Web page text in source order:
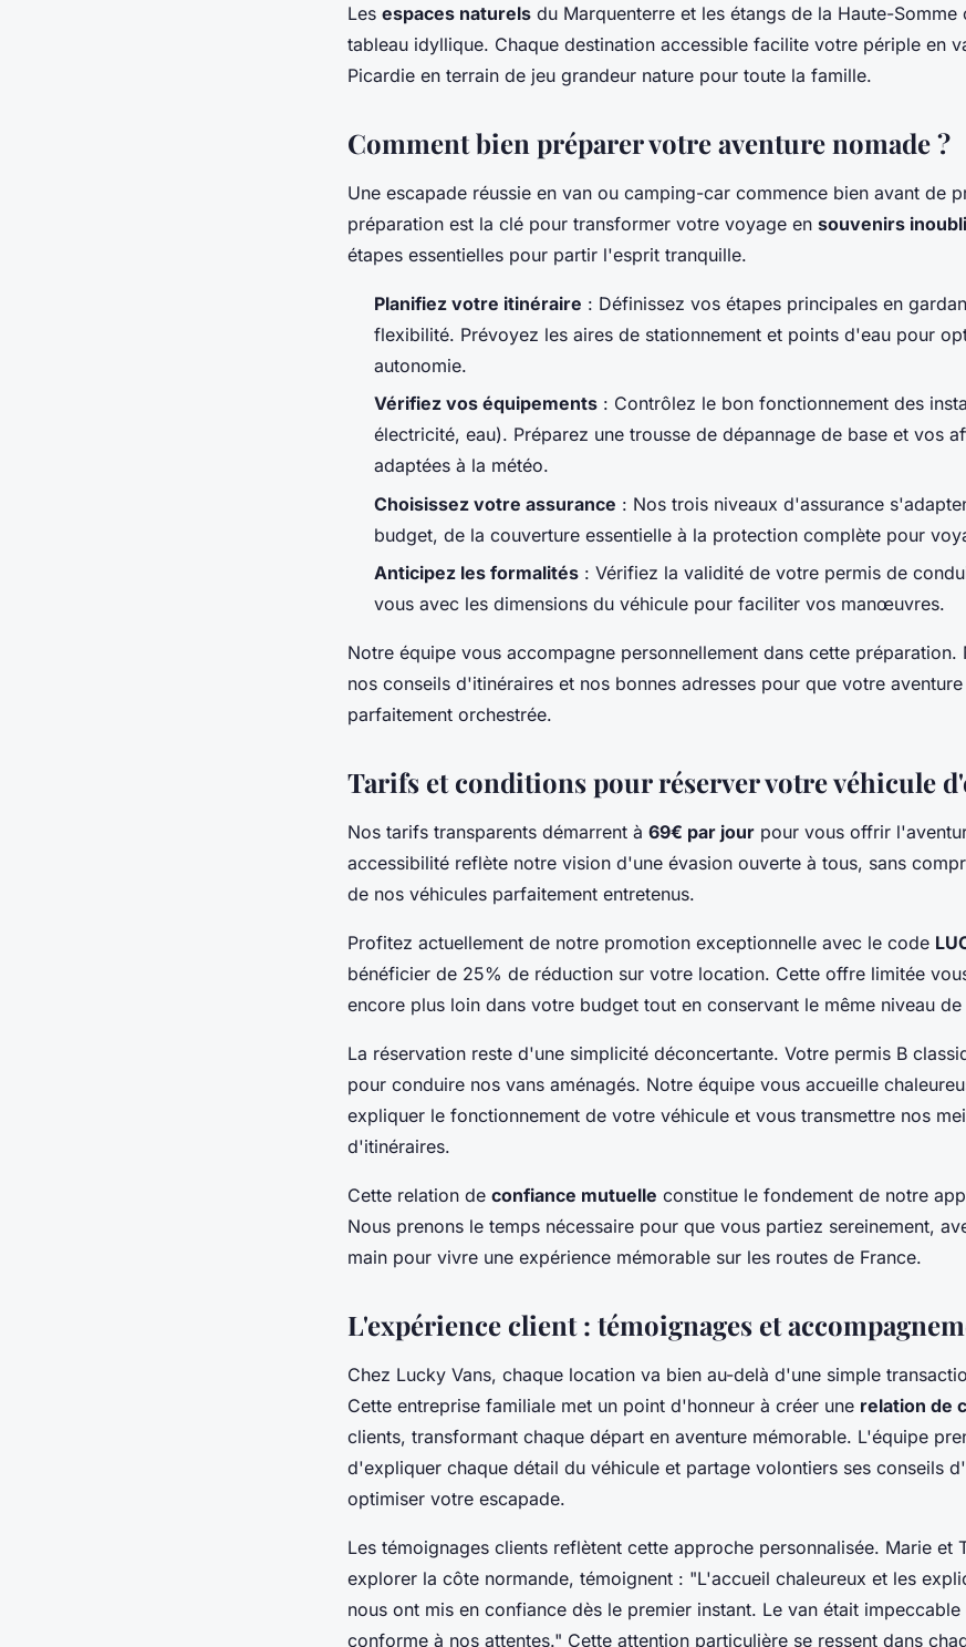
Les espaces naturels du Marquenterre et les étangs de la Haute-Somme
tableau idyllique. Chaque destination accessible facilite votre périple en
Picardie en terrain de jeu grandeur nature pour toute la famille.
Comment bien préparer votre aventure nomade ?
Une escapade réussie en van ou camping-car commence bien avant de
préparation est la clé pour transformer votre voyage en souvenirs
étapes essentielles pour partir l'esprit tranquille.
Planifiez votre itinéraire : Définissez vos étapes principales en
flexibilité. Prévoyez les aires de stationnement et points d'eau pour
autonomie.
Vérifiez vos équipements : Contrôlez le bon fonctionnement des
électricité, eau). Préparez une trousse de dépannage de base et vos
adaptées à la météo.
Choisissez votre assurance : Nos trois niveaux d'assurance
budget, de la couverture essentielle à la protection complète pour
Anticipez les formalités : Vérifiez la validité de votre permis de
vous avec les dimensions du véhicule pour faciliter vos manœuvres.
Notre équipe vous accompagne personnellement dans cette préparation.
nos conseils d'itinéraires et nos bonnes adresses pour que votre
parfaitement orchestrée.
Tarifs et conditions pour réserver votre véhicule
Nos tarifs transparents démarrent à 69€ par jour pour vous offrir
accessibilité reflète notre vision d'une évasion ouverte à tous, sans
de nos véhicules parfaitement entretenus.
Profitez actuellement de notre promotion exceptionnelle avec le code
bénéficier de 25% de réduction sur votre location. Cette offre limitée
encore plus loin dans votre budget tout en conservant le même niveau
La réservation reste d'une simplicité déconcertante. Votre permis B
pour conduire nos vans aménagés. Notre équipe vous accueille
expliquer le fonctionnement de votre véhicule et vous transmettre nos
d'itinéraires.
Cette relation de confiance mutuelle constitue le fondement de notre
Nous prenons le temps nécessaire pour que vous partiez sereinement,
main pour vivre une expérience mémorable sur les routes de France.
L'expérience client : témoignages et
Chez Lucky Vans, chaque location va bien au-delà d'une simple
Cette entreprise familiale met un point d'honneur à créer une relation de
clients, transformant chaque départ en aventure mémorable. L'équipe
d'expliquer chaque détail du véhicule et partage volontiers ses conseils
optimiser votre escapade.
Les témoignages clients reflètent cette approche personnalisée. Marie et
explorer la côte normande, témoignent : "L'accueil chaleureux et les
nous ont mis en confiance dès le premier instant. Le van était
conforme à nos attentes." Cette attention particulière se ressent dans